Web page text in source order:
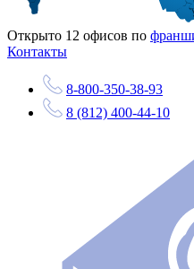
Открыто 12 офисов по
Контакты
8-800-350-38-93
8 (812) 400-44-10